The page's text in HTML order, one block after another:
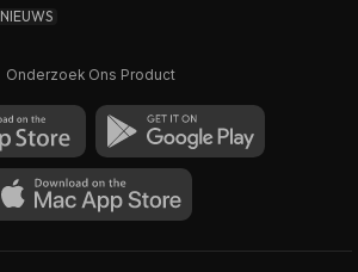
NIEUWS
Onderzoek Ons Product